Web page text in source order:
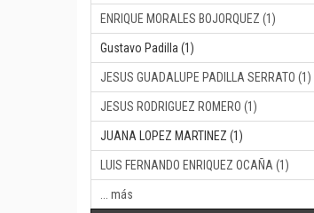
ENRIQUE MORALES BOJORQUEZ (1)
Gustavo Padilla (1)
JESUS GUADALUPE PADILLA SERRATO (1)
JESUS RODRIGUEZ ROMERO (1)
JUANA LOPEZ MARTINEZ (1)
LUIS FERNANDO ENRIQUEZ OCAÑA (1)
... más